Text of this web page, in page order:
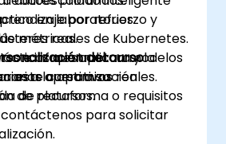
por refuerzo y
métricas.
e infraestructura y la
a la optimización
de recursos.
en laboratorios
reales de Kubernetes.
que aplican modelos
operativos reales.
del curso
este curso a su
de plataforma o requisitos
para solicitar